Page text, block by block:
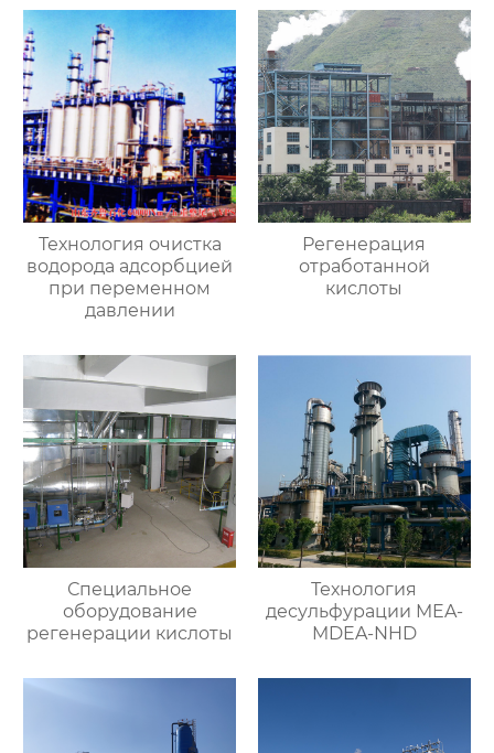
Технология очистка
водорода адсорбцией
при переменном
давлении
Регенерация
отработанной
кислоты
Специальное
оборудование
регенерации кислоты
Технология
десульфурации MEA-
MDEA-NHD